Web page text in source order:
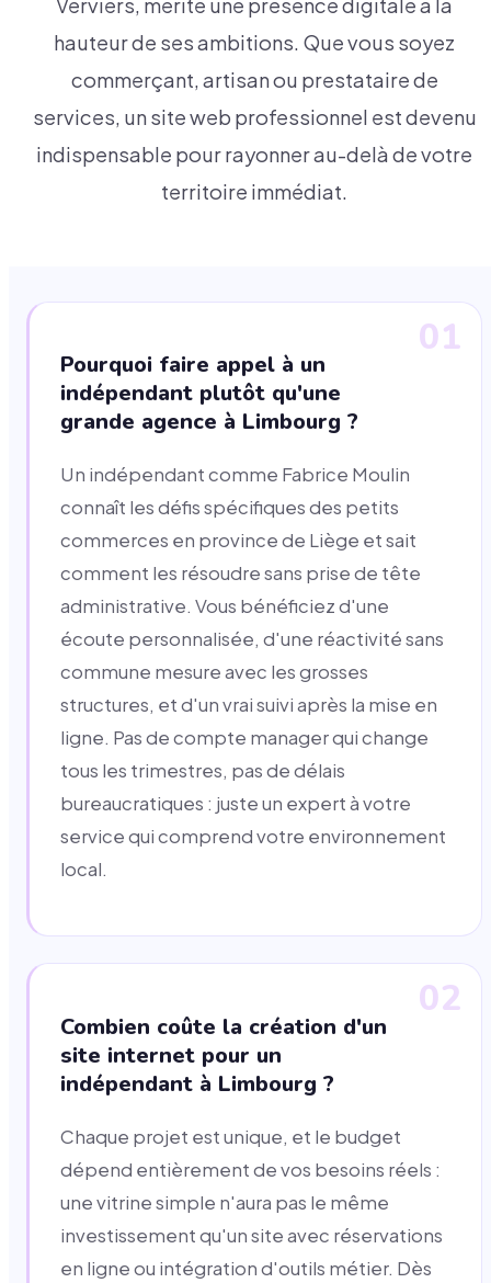
Verviers, mérite une présence digitale à la
hauteur de ses ambitions. Que vous soyez
commerçant, artisan ou prestataire de
services, un site web professionnel est devenu
indispensable pour rayonner au-delà de votre
territoire immédiat.
01
Pourquoi faire appel à un
indépendant plutôt qu'une
grande agence à Limbourg ?
Un indépendant comme Fabrice Moulin
connaît les défis spécifiques des petits
commerces en province de Liège et sait
comment les résoudre sans prise de tête
administrative. Vous bénéficiez d'une
écoute personnalisée, d'une réactivité sans
commune mesure avec les grosses
structures, et d'un vrai suivi après la mise en
ligne. Pas de compte manager qui change
tous les trimestres, pas de délais
bureaucratiques : juste un expert à votre
service qui comprend votre environnement
local.
02
Combien coûte la création d'un
site internet pour un
indépendant à Limbourg ?
Chaque projet est unique, et le budget
dépend entièrement de vos besoins réels :
une vitrine simple n'aura pas le même
investissement qu'un site avec réservations
en ligne ou intégration d'outils métier. Dès